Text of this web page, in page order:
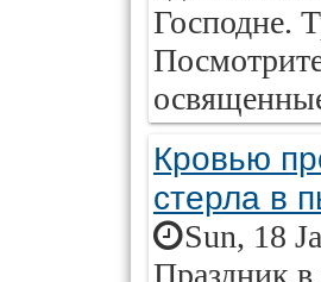
Господне.
Кровью
стерла в
Sun, 18
Праздник